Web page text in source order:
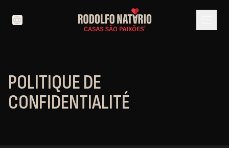
language
POLITIQUE DE
CONFIDENTIALITÉ